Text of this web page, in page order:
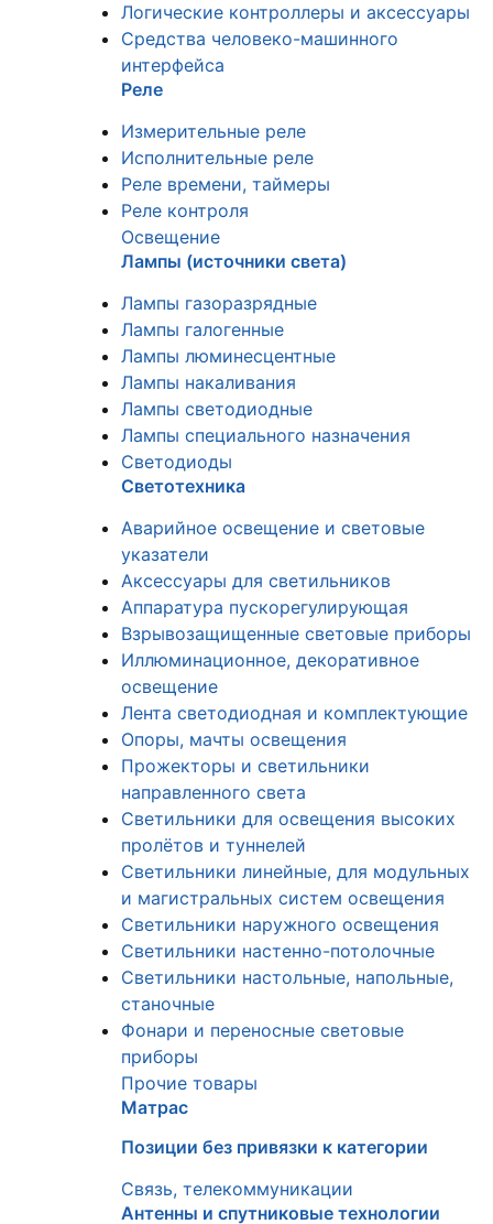
Логические контроллеры и аксессуары
Средства человеко-машинного
интерфейса
Реле
Измерительные реле
Исполнительные реле
Реле времени, таймеры
Реле контроля
Освещение
Лампы (источники света)
Лампы газоразрядные
Лампы галогенные
Лампы люминесцентные
Лампы накаливания
Лампы светодиодные
Лампы специального назначения
Светодиоды
Светотехника
Аварийное освещение и световые
указатели
Аксессуары для светильников
Аппаратура пускорегулирующая
Взрывозащищенные световые приборы
Иллюминационное, декоративное
освещение
Лента светодиодная и комплектующие
Опоры, мачты освещения
Прожекторы и светильники
направленного света
Светильники для освещения высоких
пролётов и туннелей
Светильники линейные, для модульных
и магистральных систем освещения
Светильники наружного освещения
Светильники настенно-потолочные
Светильники настольные, напольные,
станочные
Фонари и переносные световые
приборы
Прочие товары
Матрас
Позиции без привязки к категории
Связь, телекоммуникации
Антенны и спутниковые технологии